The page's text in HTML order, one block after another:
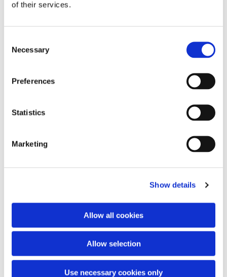
of their services.
Selection
Necessary
Preferences
Statistics
Marketing
Show details
Allow all cookies
Allow selection
Use necessary cookies only
Agera Utbildning erbjuder kurser där man får grundlig
samman så de passar era behov, en eller flera.
För att fylla kraven i AFS 1999:7 ska kursen innehålla både
L-ABC och HLR utbildningar. Agera Utbildning erbjuder